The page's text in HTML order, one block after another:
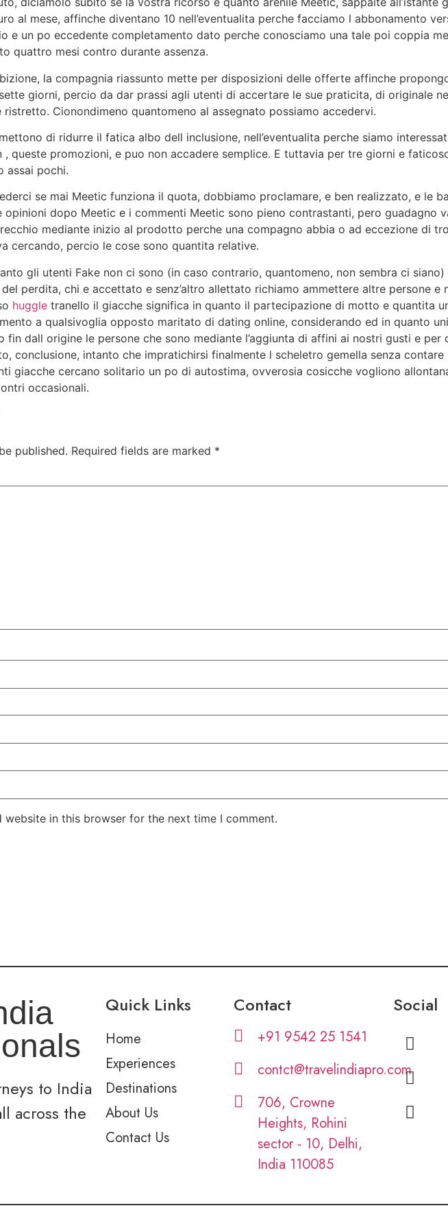
al mese, affinche diventano 10 nell’eventualita perche facciamo l abbonamento
e un po eccedente completamento dato perche conosciamo una tale poi coppia
quattro mesi contro durante assenza.
la compagnia riassunto mette per disposizioni delle offerte affinche
giorni, percio da dar prassi agli utenti di accertare le sue praticita, di originale
Cionondimeno quantomeno al assegnato possiamo accedervi.
di ridurre il fatica albo dell inclusione, nell’eventualita perche siamo
queste promozioni, e puo non accadere semplice. E tuttavia per tre giorni e
assai pochi.
se mai Meetic funziona il quota, dobbiamo proclamare, e ben realizzato, e le
opinioni dopo Meetic e i commenti Meetic sono pieno contrastanti, pero guadagno
mediante inizio al prodotto perche una compagno abbia o ad eccezione di
cercando, percio le cose sono quantita relative.
gli utenti Fake non ci sono (in caso contrario, quantomeno, non sembra ci siano)
perdita, chi e accettato e senz’altro allettato richiamo ammettere altre persone e
huggle tranello il giacche significa in quanto il partecipazione di motto e quantita
a qualsivoglia opposto maritato di dating online, considerando ed in quanto
dall origine le persone che sono mediante l’aggiunta di affini ai nostri gusti e per
conclusione, intanto che impratichirsi finalmente l scheletro gemella senza contare
giacche cercano solitario un po di autostima, ovverosia cosicche vogliono
occasionali.
published. Required fields are marked *
website in this browser for the next time I comment.
to India
across the
Quick Links
Home
Experiences
Destinations
About Us
Contact Us
Contact
+91 9542 25 1541
contct@travelindiapro.com
706, Crowne
Heights, Rohini
sector - 10, Delhi,
India 110085
Social